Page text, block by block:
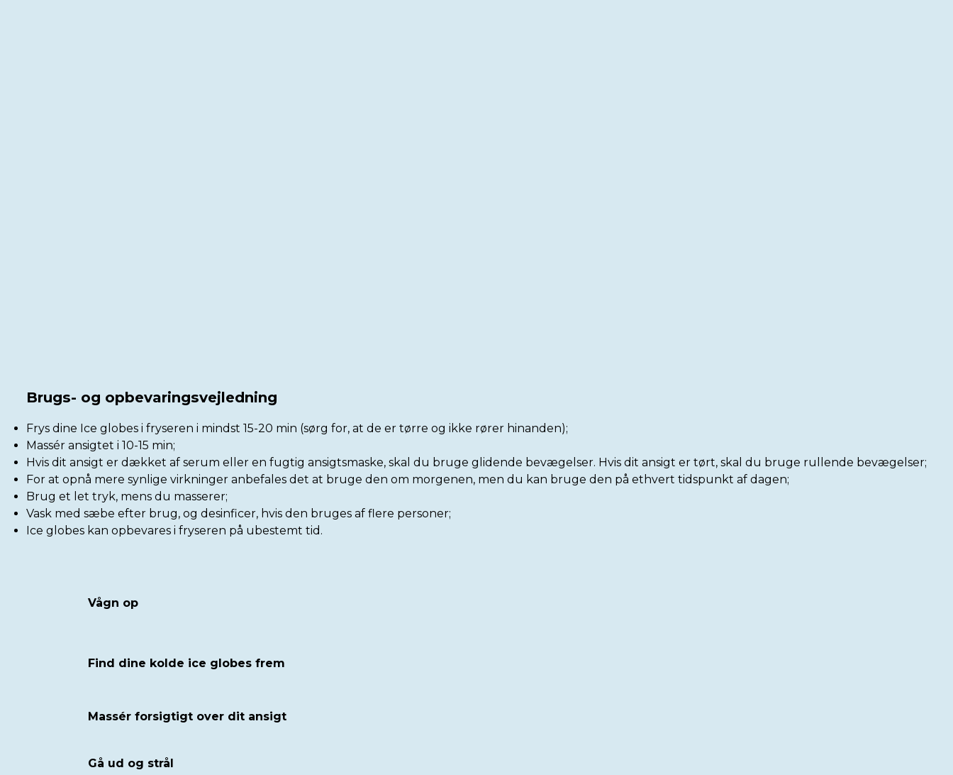
Brugs- og opbevaringsvejledning
Frys dine Ice globes i fryseren i mindst 15-20 min (sørg for, at de er tørre og ikke rører hinanden);
Massér ansigtet i 10-15 min;
Hvis dit ansigt er dækket af serum eller en fugtig ansigtsmaske, skal du bruge glidende bevægelser. Hvis dit ansigt er tørt, skal du bruge rullende bevægelser;
For at opnå mere synlige virkninger anbefales det at bruge den om morgenen, men du kan bruge den på ethvert tidspunkt af dagen;
Brug et let tryk, mens du masserer;
Vask med sæbe efter brug, og desinficer, hvis den bruges af flere personer;
Ice globes kan opbevares i fryseren på ubestemt tid.
Vågn op
Find dine kolde ice globes frem
Massér forsigtigt over dit ansigt
Gå ud og strål